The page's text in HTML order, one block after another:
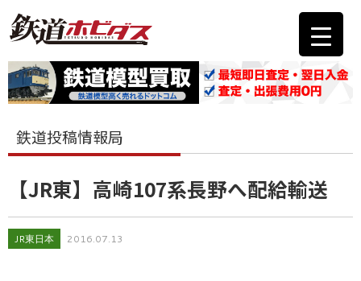
鉄道投稿情報局
【JR東】高崎107系長野へ配給輸送
JR東日本 2016.07.13